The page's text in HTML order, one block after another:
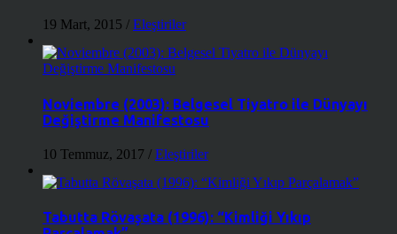
19 Mart, 2015 / Eleştiriler
Noviembre (2003): Belgesel Tiyatro ile Dünyayı
Değiştirme Manifestosu
10 Temmuz, 2017 / Eleştiriler
Tabutta Rövaşata (1996): “Kimliği Yıkıp